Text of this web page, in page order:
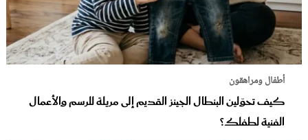
أطفال ومراهقون
كيف تحوّلين البنطال الجينز القديم إلى مريلة للرسم والأعمال
الفنية لطفلك؟